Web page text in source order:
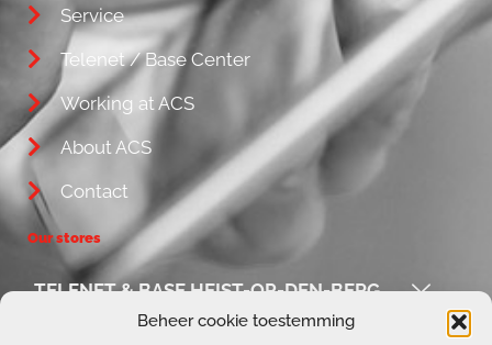
Beheer cookie toestemming
Service
Telenet / Base Center
Working at ACS
About ACS
Contact
Our stores
TELENET & BASE HEIST-OP-DEN-BERG